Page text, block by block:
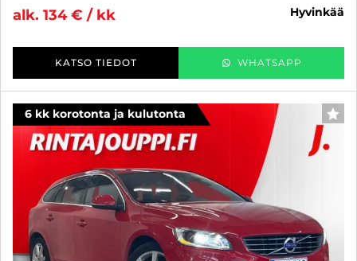
alk. 134 € / kk
hyvinkää
KATSO TIEDOT WHATSAPP
6 kk korotonta ja kulutonta